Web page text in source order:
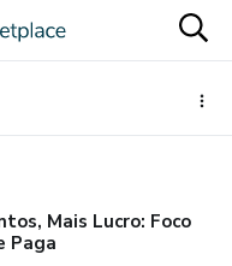
Mais Lucro: Foco
Paga